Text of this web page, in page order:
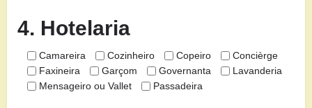
4. Hotelaria
Camareira Cozinheiro Copeiro
Concièrge
Faxineira
Garçom Governanta
Lavanderia
Mensageiro ou Vallet
Passadeira